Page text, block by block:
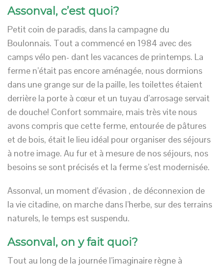
Assonval, c’est quoi?
Petit coin de paradis, dans la campagne du
Boulonnais. Tout a commencé en 1984 avec des
camps vélo pen- dant les vacances de printemps. La
ferme n’était pas encore aménagée, nous dormions
dans une grange sur de la paille, les toilettes étaient
derrière la porte à cœur et un tuyau d’arrosage servait
de douche! Confort sommaire, mais très vite nous
avons compris que cette ferme, entourée de pâtures
et de bois, était le lieu idéal pour organiser des séjours
à notre image. Au fur et à mesure de nos séjours, nos
besoins se sont précisés et la ferme s’est modernisée.
Assonval, un moment d’évasion , de déconnexion de
la vie citadine, on marche dans l’herbe, sur des terrains
naturels, le temps est suspendu.
Assonval, on y fait quoi?
Tout au long de la journée l’imaginaire règne à